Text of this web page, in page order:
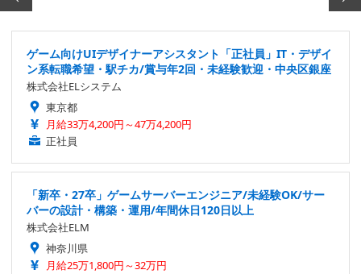
ゲーム向けUIデザイナーアシスタント「正社員」IT・デザイ
ン系転職希望・駅チカ/賞与年2回・未経験歓迎・中央区銀座
株式会社ELシステム
東京都
月給33万4,200円～47万4,200円
正社員
「新卒・27卒」ゲームサーバーエンジニア/未経験OK/サー
バーの設計・構築・運用/年間休日120日以上
株式会社ELM
神奈川県
月給25万1,800円～32万円